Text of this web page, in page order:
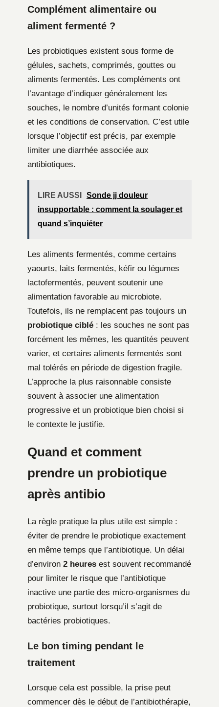
Complément alimentaire ou
aliment fermenté ?
Les probiotiques existent sous forme de
gélules, sachets, comprimés, gouttes ou
aliments fermentés. Les compléments ont
l’avantage d’indiquer généralement les
souches, le nombre d’unités formant colonie
et les conditions de conservation. C’est utile
lorsque l’objectif est précis, par exemple
limiter une diarrhée associée aux
antibiotiques.
LIRE AUSSI
Sonde jj douleur
insupportable : comment la soulager et
quand s’inquiéter
Les aliments fermentés, comme certains
yaourts, laits fermentés, kéfir ou légumes
lactofermentés, peuvent soutenir une
alimentation favorable au microbiote.
Toutefois, ils ne remplacent pas toujours un
probiotique ciblé : les souches ne sont pas
forcément les mêmes, les quantités peuvent
varier, et certains aliments fermentés sont
mal tolérés en période de digestion fragile.
L’approche la plus raisonnable consiste
souvent à associer une alimentation
progressive et un probiotique bien choisi si
le contexte le justifie.
Quand et comment
prendre un probiotique
après antibio
La règle pratique la plus utile est simple :
éviter de prendre le probiotique exactement
en même temps que l’antibiotique. Un délai
d’environ 2 heures est souvent recommandé
pour limiter le risque que l’antibiotique
inactive une partie des micro-organismes du
probiotique, surtout lorsqu’il s’agit de
bactéries probiotiques.
Le bon timing pendant le
traitement
Lorsque cela est possible, la prise peut
commencer dès le début de l’antibiothérapie,